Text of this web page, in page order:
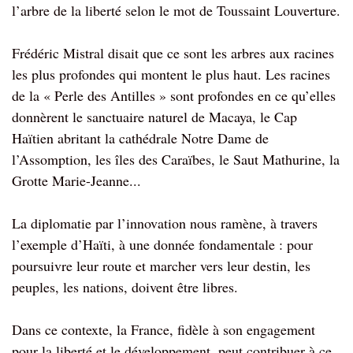
l’arbre de la liberté selon le mot de Toussaint Louverture.
Frédéric Mistral disait que ce sont les arbres aux racines
les plus profondes qui montent le plus haut. Les racines
de la « Perle des Antilles » sont profondes en ce qu’elles
donnèrent le sanctuaire naturel de Macaya, le Cap
Haïtien abritant la cathédrale Notre Dame de
l’Assomption, les îles des Caraïbes, le Saut Mathurine, la
Grotte Marie-Jeanne...
La diplomatie par l’innovation nous ramène, à travers
l’exemple d’Haïti, à une donnée fondamentale : pour
poursuivre leur route et marcher vers leur destin, les
peuples, les nations, doivent être libres.
Dans ce contexte, la France, fidèle à son engagement